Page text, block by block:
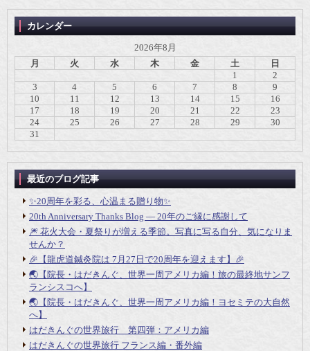
カレンダー
2026年8月
月
火 水 木 金 土
日
1
2
3
4 5 6 7 8
9
10
11 12 13 14 15
16
17
18 19 20 21 22
23
24
25 26 27 28 29
30
31
最近のブログ記事
✨20周年を彩る、心温まる贈り物✨
20th Anniversary Thanks Blog ― 20年のご縁に感謝して
🎆 花火大会・夏祭りが増える季節。写真に写る自分、気になりま
せんか？
🎉【龍虎道鍼灸院は 7月27日で20周年を迎えます】🎉
🌏【院長・はだきんぐ、世界一周アメリカ編！旅の最終地サンフ
ランシスコへ】
🌏【院長・はだきんぐ、世界一周アメリカ編！ヨセミテの大自然
へ】
はだきんぐの世界旅行 第四弾：アメリカ編
はだきんぐの世界旅行 フランス編・番外編